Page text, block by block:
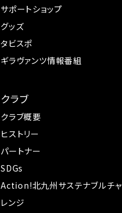
サポートショップ
グッズ
タビスポ
ギラヴァンツ情報番組
クラブ
クラブ概要
ヒストリー
パートナー
SDGs
Action!北九州サステナブルチャ
レンジ